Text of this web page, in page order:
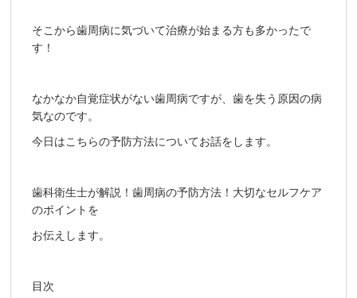
そこから歯周病に気づいて治療が始まる方も多かったで
す！
なかなか自覚症状がない歯周病ですが、歯を失う原因の病
気なのです。
今日はこちらの予防方法についてお話をします。
歯科衛生士が解説！歯周病の予防方法！大切なセルフケア
のポイントを
お伝えします。
目次